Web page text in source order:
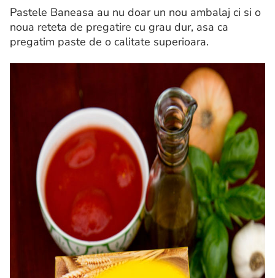
Pastele Baneasa au nu doar un nou ambalaj ci si o
noua reteta de pregatire cu grau dur, asa ca
pregatim paste de o calitate superioara.